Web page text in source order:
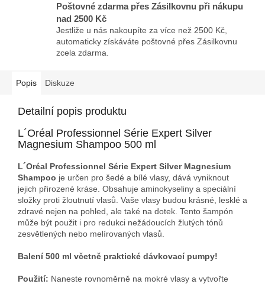
Poštovné zdarma přes Zásilkovnu při nákupu
nad 2500 Kč
Jestliže u nás nakoupíte za více než 2500 Kč,
automaticky získáváte poštovné přes Zásilkovnu
zcela zdarma.
Popis Diskuze
Detailní popis produktu
L´Oréal Professionnel Série Expert Silver
Magnesium Shampoo 500 ml
L´Oréal Professionnel Série Expert Silver Magnesium
Shampoo je určen pro šedé a bílé vlasy, dává vyniknout
jejich přirozené kráse. Obsahuje aminokyseliny a speciální
složky proti žloutnutí vlasů. Vaše vlasy budou krásné, lesklé a
zdravé nejen na pohled, ale také na dotek. Tento šampón
může být použit i pro redukci nežádoucích žlutých tónů
zesvětlených nebo melírovaných vlasů.
Balení 500 ml včetně praktické dávkovací pumpy!
Použití: Naneste rovnoměrně na mokré vlasy a vytvořte